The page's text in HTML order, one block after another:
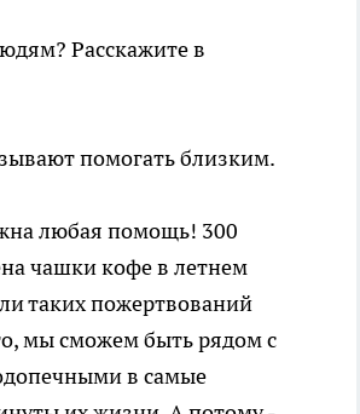
Расскажите в
помогать близким.
любая помощь! 300
чашки кофе в летнем
таких пожертвований
мы сможем быть рядом с
в самые